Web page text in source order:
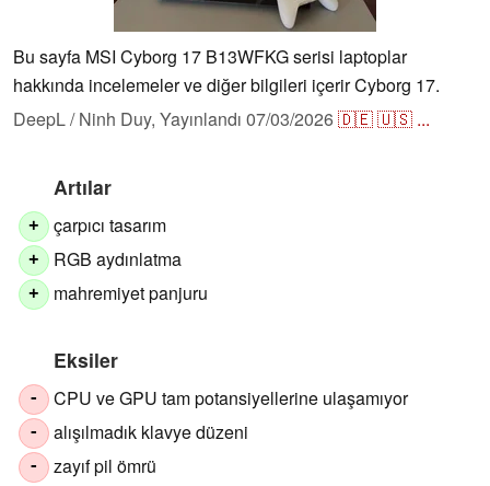
Bu sayfa MSI Cyborg 17 B13WFKG serisi laptoplar
hakkında incelemeler ve diğer bilgileri içerir Cyborg 17.
DeepL / Ninh Duy, Yayınlandı 07/03/2026🇩🇪🇺🇸 ...
Artılar
+ çarpıcı tasarım
+ RGB aydınlatma
+ mahremiyet panjuru
Eksiler
- CPU ve GPU tam potansiyellerine ulaşamıyor
- alışılmadık klavye düzeni
- zayıf pil ömrü